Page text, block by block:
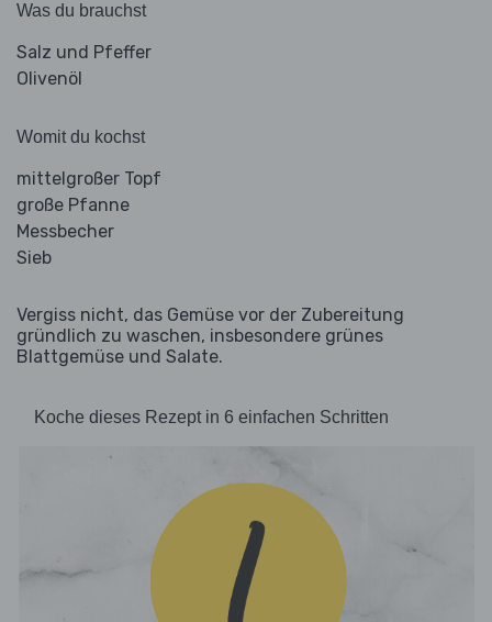
Was du brauchst
Salz und Pfeffer
Olivenöl
Womit du kochst
mittelgroßer Topf
große Pfanne
Messbecher
Sieb
Vergiss nicht, das Gemüse vor der Zubereitung
gründlich zu waschen, insbesondere grünes
Blattgemüse und Salate.
Koche dieses Rezept in 6 einfachen Schritten